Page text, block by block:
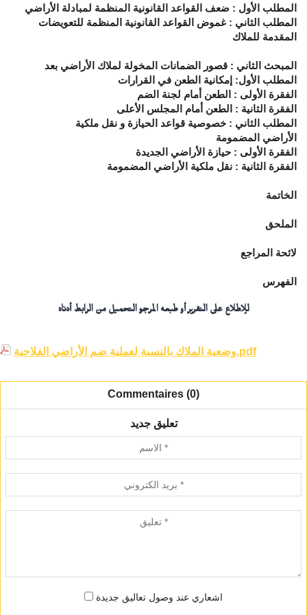
المطلب الأول : ضعف القواعد القانونية المنظمة لمبادلة الأراضي
المطلب الثاني : غموض القواعد القانونية المنظمة للتعويضات
المقدمة للملاك
المبحث الثاني : قصور الضمانات المخولة لملاك الأراضي بعد
المطلب الأول: إمكانية الطعن في القرارات
الفقرة الأولى : الطعن أمام لجنة الضم
الفقرة الثانية : الطعن أمام المجلس الأعلى
المطلب الثاني : خصوصية قواعد الحيازة و نقل ملكية
الأراضي المضمومة
الفقرة الأولى : حيازة الأراضي الجديدة
الفقرة الثانية : نقل ملكية الأراضي المضمومة
الخاتمة
الملحق
لائحة المراجع
الفهرس
للإطلاع على التقرير أو طبعه المرجو التحميل من الرابط أدناه
وضعية الملاك بالنسبة لعملية ضم الأراضي الفلاحية.pdf
Commentaires (0)
تعليق جديد
اشعاري عند وصول تعاليق جديدة